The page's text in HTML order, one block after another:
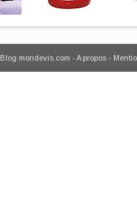
Blog mondevis.com - A propos -